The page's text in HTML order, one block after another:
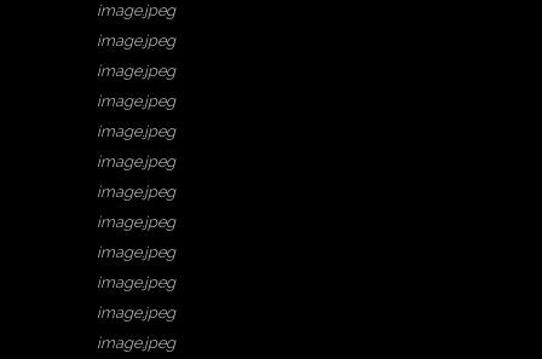
image.jpeg
image.jpeg
image.jpeg
image.jpeg
image.jpeg
image.jpeg
image.jpeg
image.jpeg
image.jpeg
image.jpeg
image.jpeg
image.jpeg